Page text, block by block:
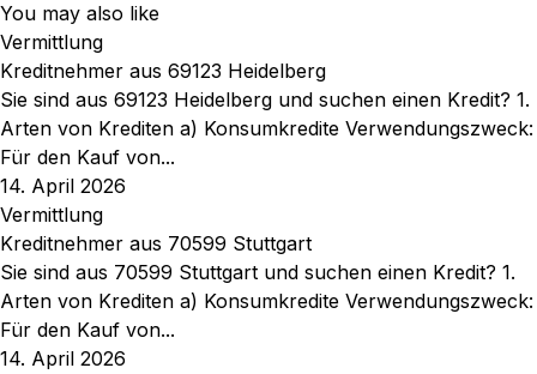
You may also like
Vermittlung
Kreditnehmer aus 69123 Heidelberg
Sie sind aus 69123 Heidelberg und suchen einen Kredit? 1.
Arten von Krediten a) Konsumkredite Verwendungszweck:
Für den Kauf von...
14. April 2026
Vermittlung
Kreditnehmer aus 70599 Stuttgart
Sie sind aus 70599 Stuttgart und suchen einen Kredit? 1.
Arten von Krediten a) Konsumkredite Verwendungszweck:
Für den Kauf von...
14. April 2026